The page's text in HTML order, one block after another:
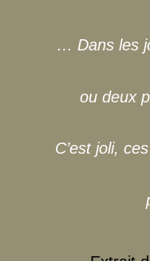
… Dans les
ou deux
C’est joli,